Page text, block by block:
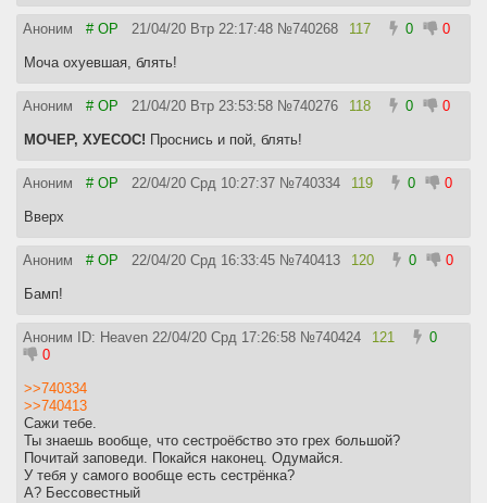
БАМП БАМП БАМП БАМП БАМП БАМП БАМП БАМП БАМП
БАМП БАМП БАМП БАМП БАМП БАМП БАМП БАМП БАМП
БАМП БАМП БАМП БАМП БАМП БАМП БАМП БАМП БАМП
БАМП БАМП БАМП БАМП БАМП БАМП БАМП БАМП БАМП
БАМП БАМП БАМП БАМП БАМП БАМП БАМП БАМП БАМП
БАМП БАМП БАМП БАМП БАМП БАМП БАМП БАМП БАМП
БАМП БАМП БАМП БАМП БАМП БАМП БАМП БАМП БАМП
Аноним # OP 21/04/20 Втр 22:17:48 №740268 117 0 0
Моча охуевшая, блять!
Аноним # OP 21/04/20 Втр 23:53:58 №740276 118 0 0
МОЧЕР, ХУЕСОС! Проснись и пой, блять!
Аноним # OP 22/04/20 Срд 10:27:37 №740334 119 0 0
Вверх
Аноним # OP 22/04/20 Срд 16:33:45 №740413 120 0 0
Бамп!
Аноним ID: Heaven 22/04/20 Срд 17:26:58 №740424 121
0
0
>>740334
>>740413
Сажи тебе.
Ты знаешь вообще, что сестроёбство это грех большой?
Почитай заповеди. Покайся наконец. Одумайся.
У тебя у самого вообще есть сестрёнка?
А? Бессовестный